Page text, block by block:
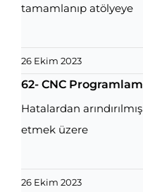
tamamlanıp atölyeye
26 Ekim 2023
62- CNC
Hatalardan
etmek üzere
26 Ekim 2023